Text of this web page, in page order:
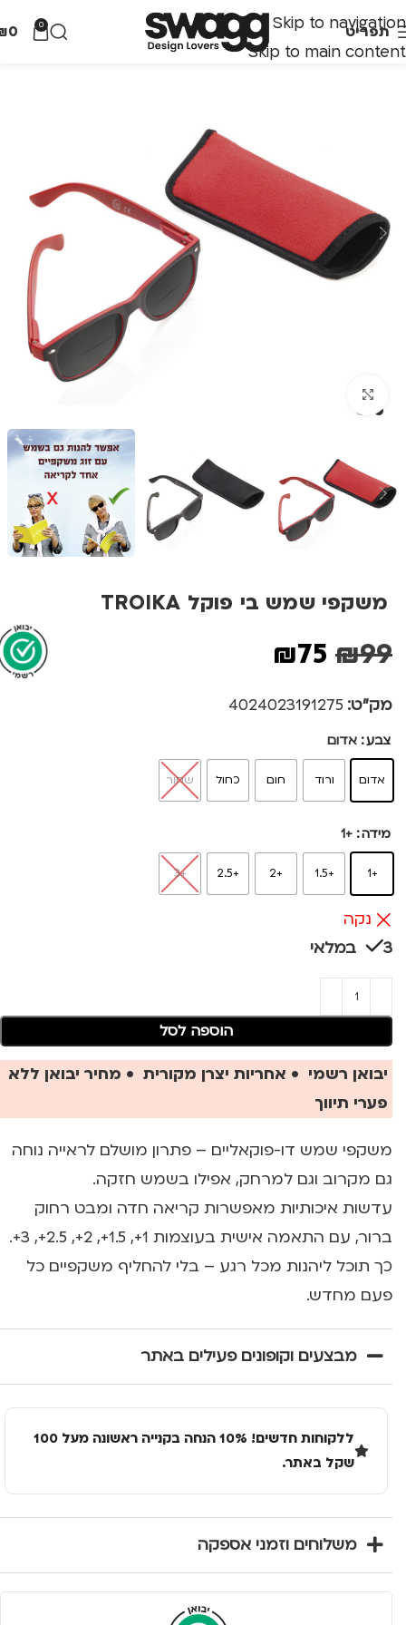
Skip to navigation
Skip to main content
תפריט 0
0
משקפי שמש בי פוקל TROIKA
₪99
₪75
מק"ט:4024023191275
צבע אדום
אדום ורוד חום כחול שחור
מידה +1
+1
+1.5
+2
+2.5
+3
נקה
3 במלאי
הוספה לסל
יבואן רשמי • אחריות יצרן מקורית • מחיר יבואן ללא
פערי תיווך
משקפי שמש דו-פוקאליים – פתרון מושלם לראייה נוחה
גם מקרוב וגם למרחק, אפילו בשמש חזקה.
עדשות איכותיות מאפשרות קריאה חדה ומבט רחוק
ברור, עם התאמה אישית בעוצמות 1+, 1.5+, 2+, 2.5+, 3+.
כך תוכל ליהנות מכל רגע – בלי להחליף משקפיים כל
פעם מחדש.
מבצעים וקופונים פעילים באתר
ללקוחות חדשים! 10% הנחה בקנייה ראשונה מעל 100
שקל באתר.
משלוחים וזמני אספקה